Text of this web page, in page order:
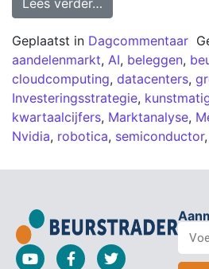
Lees verder…
Geplaatst in Dagcommentaar
aandelenmarkt, AI, beleggen,
cloudcomputing, datacenters,
Investeringsstrategie,
kwartaalcijfers, Marktanalyse,
Nvidia, robotica, semiconductor,